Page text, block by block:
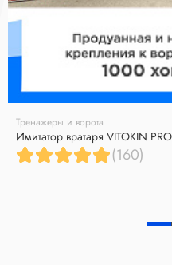
Тренажеры и ворота
Имитатор вратаря VITOKIN
(160)